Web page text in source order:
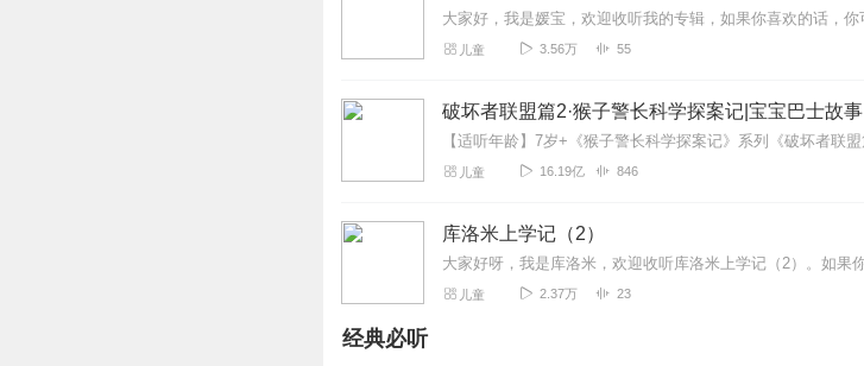
儿童 3.56万 55
破坏者联盟篇2·猴子警长科学探案记|宝宝巴士故事
儿童 16.19亿 846
库洛米上学记（2）
儿童 2.37万 23
经典必听